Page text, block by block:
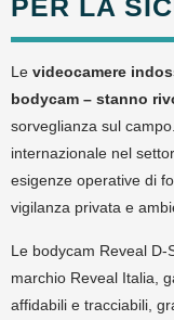
PER LA
Le videocamere
bodycam – stanno
sorveglianza sul
internazionale nel
esigenze operative di
vigilanza privata e
Le bodycam Reveal
marchio Reveal Italia,
affidabili e tracciabili,